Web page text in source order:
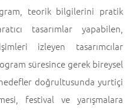
teorik bilgilerini pratik
tasarımlar yapabilen,
izleyen tasarımcılar
süresince gerek bireysel
doğrultusunda yurtiçi
festival ve yarışmalara